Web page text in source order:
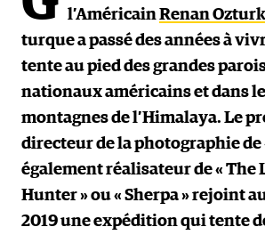
l’AméricainRenan Ozturk
turque a passé des années à
tente au pied des grandes
nationaux américains et dans
montagnes de l’Himalaya. Le
directeur de la photographie de
également réalisateur de « The
Hunter » ou « Sherpa » rejoint
2019 une expédition qui tente